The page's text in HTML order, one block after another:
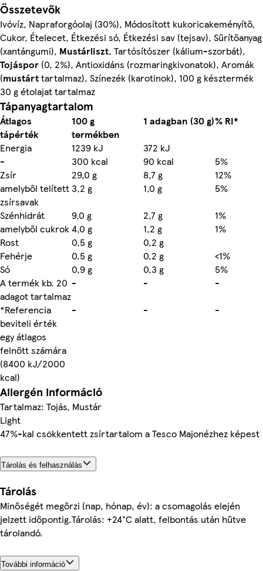
Összetevők
Ivóvíz, Napraforgóolaj (30%), Módosított kukoricakeményítő,
Cukor, Ételecet, Étkezési só, Étkezési sav (tejsav), Sűrítőanyag
(xantángumi), Mustárliszt, Tartósítószer (kálium-szorbát),
Tojáspor (0, 2%), Antioxidáns (rozmaringkivonatok), Aromák
(mustárttartalmaz), Színezék (karotinok), 100 g késztermék
30 g étolajat tartalmaz
Tápanyagtartalom
Átlagos
tápérték
100 g
termékben
1 adagban (30 g)% RI*
Energia
1239 kJ
372 kJ
-
300 kcal 90 kcal
5%
Zsír
29,0 g 8,7 g
12%
amelyből telített
zsírsavak
3,2 g 1,0 g
5%
Szénhidrát
9,0 g 2,7 g
1%
amelyből cukrok4,0 g 1,2 g
1%
Rost
0,5 g
0,2 g
Fehérje
0,5 g 0,2 g
<1%
Só
0,9 g 0,3 g
5%
A termék kb. 20
adagot tartalmaz
- -
-
*Referencia
beviteli érték
egy átlagos
felnőtt számára
(8400 kJ/2000
kcal)
- - -
Allergén információ
Tartalmaz: Tojás, Mustár
Light
47%-kal csökkentett zsírtartalom a Tesco Majonézhez képest
Tárolás és felhasználás
Tárolás
Minőségét megőrzi (nap, hónap, év): a csomagolás elején
jelzett időpontig.Tárolás: +24°C alatt, felbontás után hűtve
tárolandó.
További információ